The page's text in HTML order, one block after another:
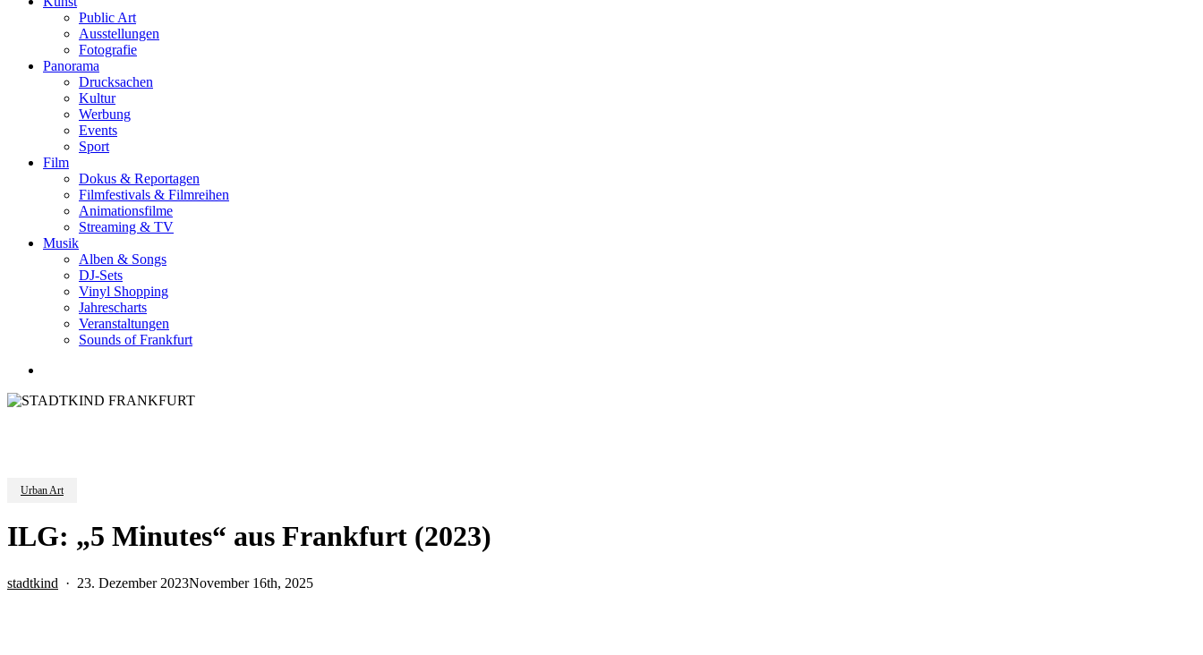
Public Art
Ausstellungen
Fotografie
Panorama
Drucksachen
Kultur
Werbung
Events
Sport
Film
Dokus & Reportagen
Filmfestivals & Filmreihen
Animationsfilme
Streaming & TV
Musik
Alben & Songs
DJ-Sets
Vinyl Shopping
Jahrescharts
Veranstaltungen
Sounds of Frankfurt
Urban Art
ILG: „5 Minutes“ aus Frankfurt (2023)
stadtkind 23. Dezember 2023November 16th, 2025